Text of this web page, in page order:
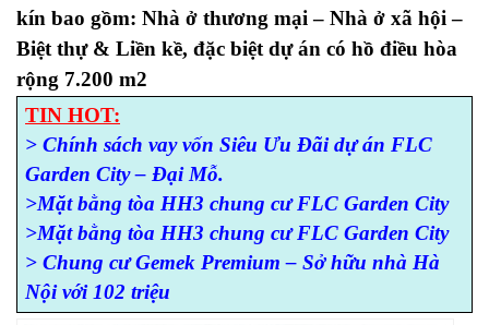
kín bao gồm: Nhà ở thương mại – Nhà ở xã hội –
Biệt thự & Liền kề, đặc biệt dự án có hồ điều hòa
rộng 7.200 m2
TIN HOT:
> Chính sách vay vốn Siêu Ưu Đãi dự án FLC
Garden City – Đại Mỗ.
>Mặt bằng tòa HH3 chung cư FLC Garden City
>Mặt bằng tòa HH3 chung cư FLC Garden City
> Chung cư Gemek Premium – Sở hữu nhà Hà
Nội với 102 triệu